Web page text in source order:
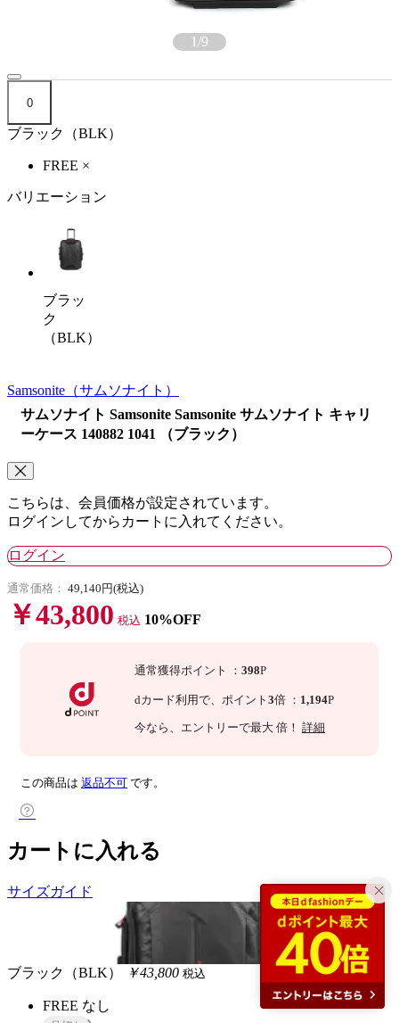
1/9
0
ブラック（BLK）
FREE ×
バリエーション
ブラッ
ク
（BLK）
Samsonite （サムソナイト）
サムソナイト Samsonite Samsonite サムソナイト キャリ
ーケース 140882 1041 （ブラック）
こちらは、会員価格が設定されています。
ログインしてからカートに入れてください。
ログイン
通常価格： 49,140円(税込)
￥43,800 税込 10%OFF
通常獲得ポイント ： 398P
dカード利用で、 ポイント 3倍 ： 1,194P
今なら 、エントリーで最大 倍！ 詳細
この商品は 返品不可 です。
カートに入れる
サイズガイド
ブラック（BLK） ￥43,800 税込
FREE なし